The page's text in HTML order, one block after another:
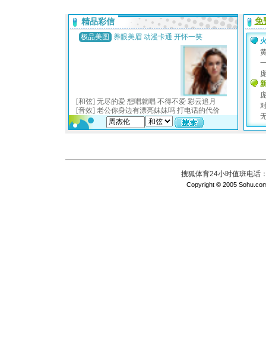
搜狐体育24小时值班电话
Copyright © 2005